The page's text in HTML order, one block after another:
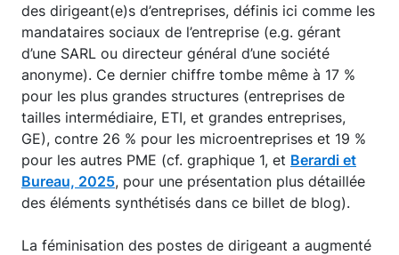
des dirigeant(e)s d’entreprises, définis ici comme les
mandataires sociaux de l’entreprise (e.g. gérant
d’une SARL ou directeur général d’une société
anonyme). Ce dernier chiffre tombe même à 17 %
pour les plus grandes structures (entreprises de
tailles intermédiaire, ETI, et grandes entreprises,
GE), contre 26 % pour les microentreprises et 19 %
pour les autres PME (cf. graphique 1, et Berardi et
Bureau, 2025, pour une présentation plus détaillée
des éléments synthétisés dans ce billet de blog).
La féminisation des postes de dirigeant a augmenté